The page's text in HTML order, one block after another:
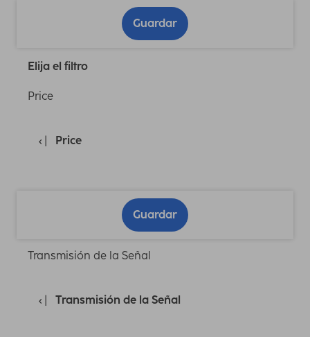
Guardar
Elija el filtro
Price
Price
Guardar
Transmisión de la Señal
Transmisión de la Señal